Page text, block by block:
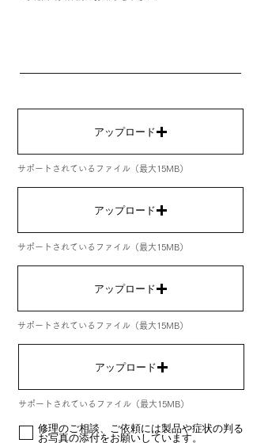
アップロード
サポートされているファイル（最大15MB）
アップロード
サポートされているファイル（最大15MB）
アップロード
サポートされているファイル（最大15MB）
アップロード
サポートされているファイル（最大15MB）
修理のご相談、ご依頼には製品や症状の判る
お写真の添付をお願いしています。